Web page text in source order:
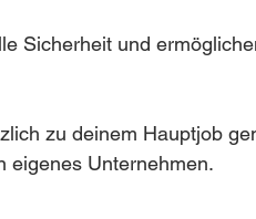
Sicherheit und
zu deinem Hauptjob
eigenes Unternehmen.